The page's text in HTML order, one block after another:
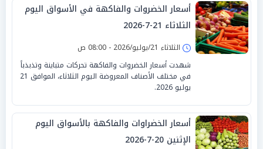
أسعار الخضروات والفاكهة في الأسواق اليوم
الثلاثاء 21-7-2026
الثلاثاء 21/يوليو/2026 - 08:00 ص
شهدت أسعار الخضروات والفاكهة تحركات متباينة وتذبذباً
في مختلف الأصناف المعروضة اليوم الثلاثاء، الموافق 21
يوليو 2026.
أسعار الخضراوات والفاكهة بالأسواق اليوم
الإثنين 20-7-2026